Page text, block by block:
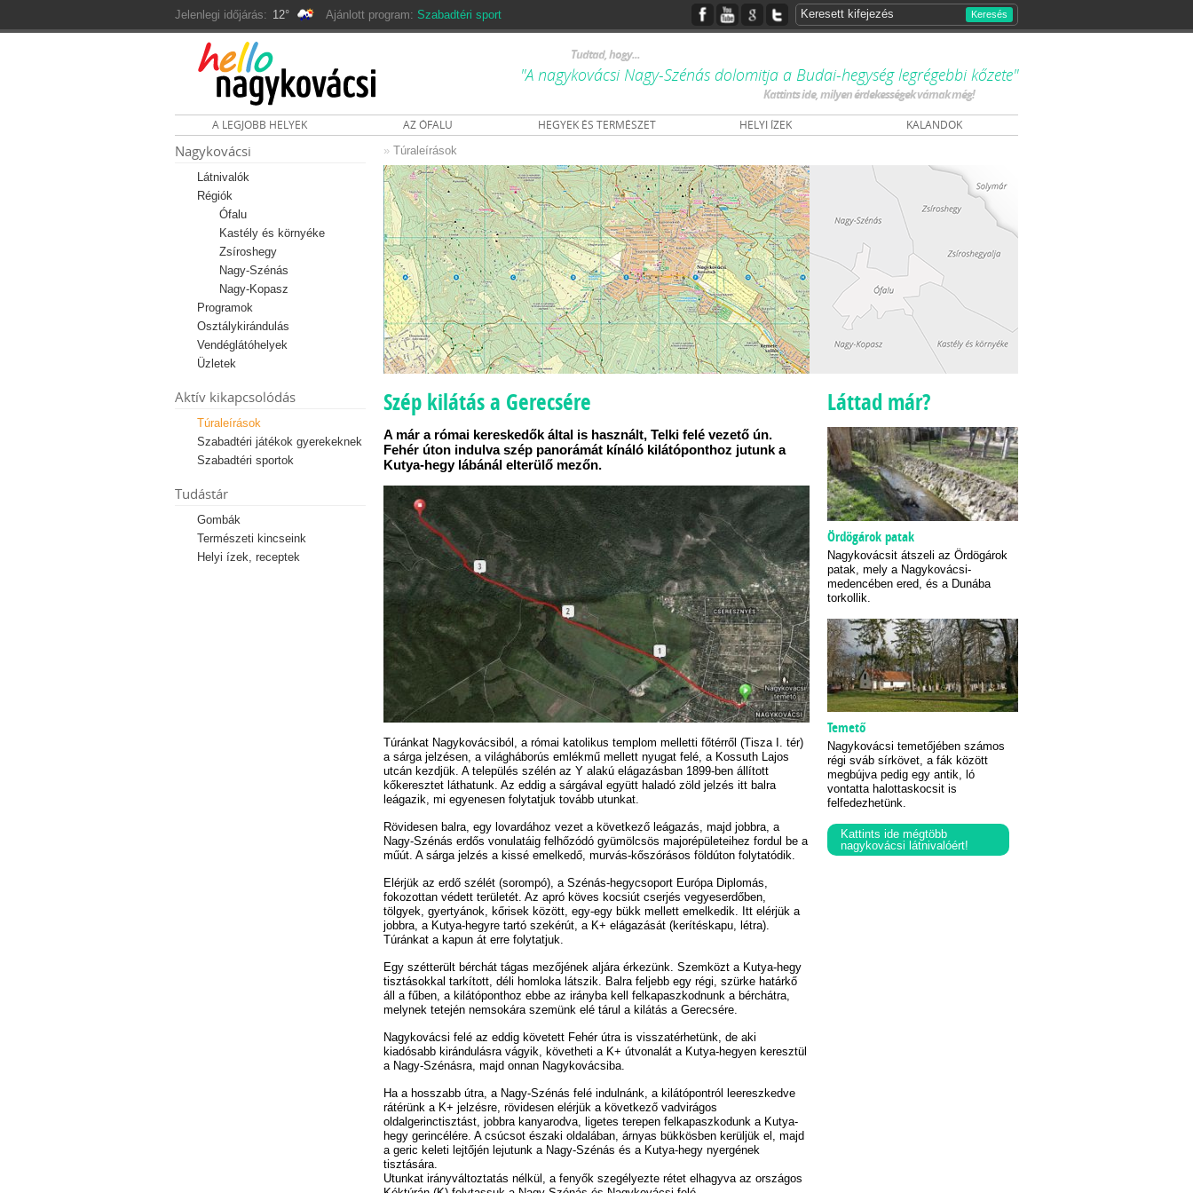
Jelenlegi időjárás: 12° Ajánlott program: Szabadtéri sport Keresés
Tudtad, hogy...
"A nagykovácsi Nagy-Szénás dolomitja a Budai-hegység legrégebbi kőzete"
Kattints ide, milyen érdekességek várnak még!
A LEGJOBB HELYEK AZ ÓFALU HEGYEK ÉS TERMÉSZET HELYI ÍZEK KALANDOK
Nagykovácsi
Látnivalók
Régiók
Ófalu
Kastély és környéke
Zsíroshegy
Nagy-Szénás
Nagy-Kopasz
Programok
Osztálykirándulás
Vendéglátóhelyek
Üzletek
Aktív kikapcsolódás
Túraleírások
Szabadtéri játékok gyerekeknek
Szabadtéri sportok
Tudástár
Gombák
Természeti kincseink
Helyi ízek, receptek
» Túraleírások
Szép kilátás a Gerecsére
A már a római kereskedők által is használt, Telki felé vezető ún.
Fehér úton indulva szép panorámát kínáló kilátóponthoz jutunk a
Kutya-hegy lábánál elterülő mezőn.
Túránkat Nagykovácsiból, a római katolikus templom melletti főtérről (Tisza I. tér)
a sárga jelzésen, a világháborús emlékmű mellett nyugat felé, a Kossuth Lajos
utcán kezdjük. A település szélén az Y alakú elágazásban 1899-ben állított
kőkeresztet láthatunk. Az eddig a sárgával együtt haladó zöld jelzés itt balra
leágazik, mi egyenesen folytatjuk tovább utunkat.
Rövidesen balra, egy lovardához vezet a következő leágazás, majd jobbra, a
Nagy-Szénás erdős vonulatáig felhőzódó gyümölcsös majorépületeihez fordul be a
műút. A sárga jelzés a kissé emelkedő, murvás-kőszórásos földúton folytatódik.
Elérjük az erdő szélét (sorompó), a Szénás-hegycsoport Európa Diplomás,
fokozottan védett területét. Az apró köves kocsiút cserjés vegyeserdőben,
tölgyek, gyertyánok, kőrisek között, egy-egy bükk mellett emelkedik. Itt elérjük a
jobbra, a Kutya-hegyre tartó szekérút, a K+ elágazását (kerítéskapu, létra).
Túránkat a kapun át erre folytatjuk.
Egy szétterült bérchát tágas mezőjének aljára érkezünk. Szemközt a Kutya-hegy
tisztásokkal tarkított, déli homloka látszik. Balra feljebb egy régi, szürke határkő
áll a fűben, a kilátóponthoz ebbe az irányba kell felkapaszkodnunk a bérchátra,
melynek tetején nemsokára szemünk elé tárul a kilátás a Gerecsére.
Nagykovácsi felé az eddig követett Fehér útra is visszatérhetünk, de aki
kiadósabb kirándulásra vágyik, követheti a K+ útvonalát a Kutya-hegyen keresztül
a Nagy-Szénásra, majd onnan Nagykovácsiba.
Ha a hosszabb útra, a Nagy-Szénás felé indulnánk, a kilátópontról leereszkedve
rátérünk a K+ jelzésre, rövidesen elérjük a következő vadvirágos
oldalgerinctisztást, jobbra kanyarodva, ligetes terepen felkapaszkodunk a Kutya-
hegy gerincélére. A csúcsot északi oldalában, árnyas bükkösben kerüljük el, majd
a geric keleti lejtőjén lejutunk a Nagy-Szénás és a Kutya-hegy nyergének
tisztására.
Utunkat irányváltoztatás nélkül, a fenyők szegélyezte rétet elhagyva az országos
Láttad már?
Ördögárok patak
Nagykovácsit átszeli az Ördögárok
patak, mely a Nagykovácsi-
medencében ered, és a Dunába
torkollik.
Temető
Nagykovácsi temetőjében számos
régi sváb sírkövet, a fák között
megbújva pedig egy antik, ló
vontatta halottaskocsit is
felfedezhetünk.
Kattints ide mégtöbb
nagykovácsi látnivalóért!